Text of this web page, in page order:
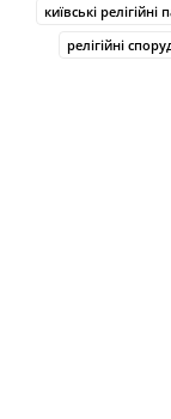
київські релігійні
релігійні